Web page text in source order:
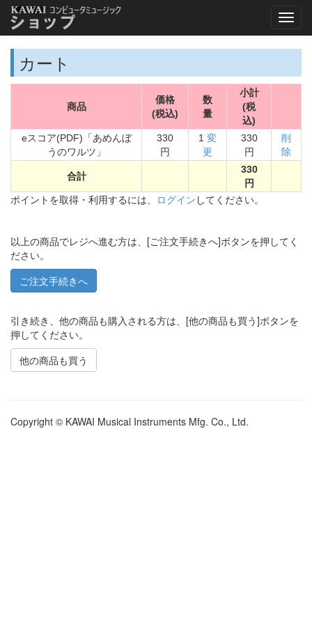
カート
商品
価格
(税込)
数
量
小計
(税
込)
eスコア(PDF)「あめんぼ
うのワルツ」
330
円
1 変
更
330
円
削
除
合計
330
円
ポイントを取得・利用するには、 ログイン してください。
以上の商品でレジへ進む方は、[ご注文手続きへ]ボタンを押してく
ださい。
引き続き、他の商品も購入される方は、[他の商品も買う]ボタンを
押してください。
他の商品も買う
Copyright © KAWAI Musical Instruments Mfg. Co., Ltd.